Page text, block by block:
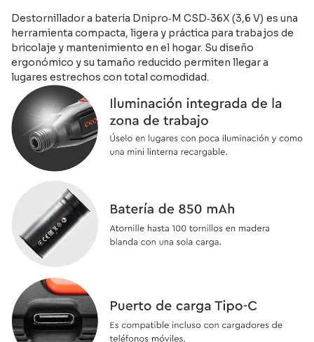
Destornillador a batería Dnipro‑M CSD‑36X (3,6 V) es una
herramienta compacta, ligera y práctica para trabajos de
bricolaje y mantenimiento en el hogar. Su diseño
ergonómico y su tamaño reducido permiten llegar a
lugares estrechos con total comodidad.